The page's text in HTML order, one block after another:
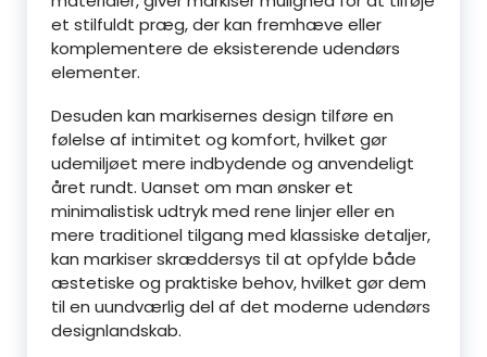
et stilfuldt præg, der kan fremhæve eller
komplementere de eksisterende udendørs
elementer.
Desuden kan markisernes design tilføre en
følelse af intimitet og komfort, hvilket gør
udemiljøet mere indbydende og anvendeligt
året rundt. Uanset om man ønsker et
minimalistisk udtryk med rene linjer eller en
mere traditionel tilgang med klassiske detaljer,
kan markiser skræddersys til at opfylde både
æstetiske og praktiske behov, hvilket gør dem
til en uundværlig del af det moderne udendørs
designlandskab.